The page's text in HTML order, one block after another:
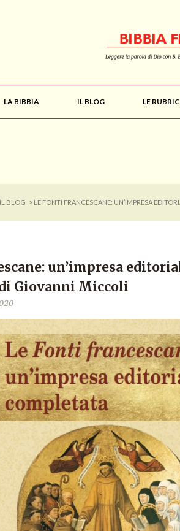
LA BIBBIA IL BLOG LE
IL BLOG > LE FONTI FRANCESCANE: UN’IMPRESA
un’impresa
Giovanni Miccoli